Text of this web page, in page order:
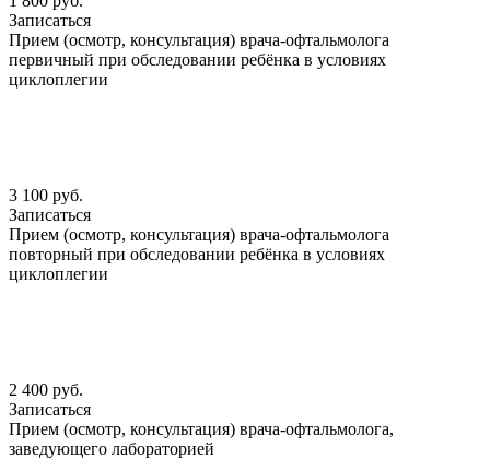
Записаться
Прием (осмотр, консультация) врача-офтальмолога
первичный при обследовании ребёнка в условиях
циклоплегии
3 100 руб.
Записаться
Прием (осмотр, консультация) врача-офтальмолога
повторный при обследовании ребёнка в условиях
циклоплегии
2 400 руб.
Записаться
Прием (осмотр, консультация) врача-офтальмолога,
заведующего лабораторией